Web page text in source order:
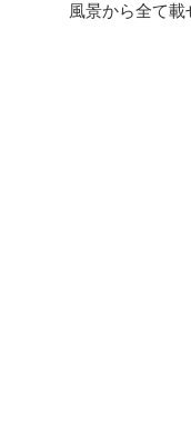
風景から全て載